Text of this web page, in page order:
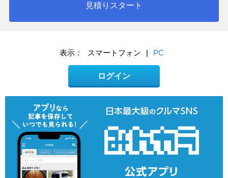
見積りスタート
表示： スマートフォン | PC
ログイン